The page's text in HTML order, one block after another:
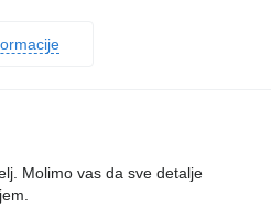
Molimo vas da sve detalje